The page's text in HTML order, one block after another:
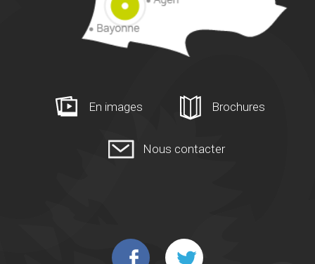
En images Brochures
Nous contacter